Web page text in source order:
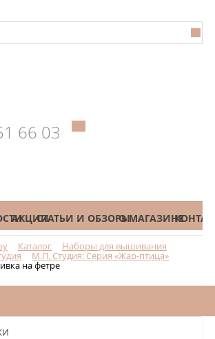
66 03
АКЦИИСТАТЬИ И ОБЗОРЫО МАГАЗИНЕ
Каталог Наборы для вышивания
М.П. Студия: Серия «Жар-птица»
на фетре